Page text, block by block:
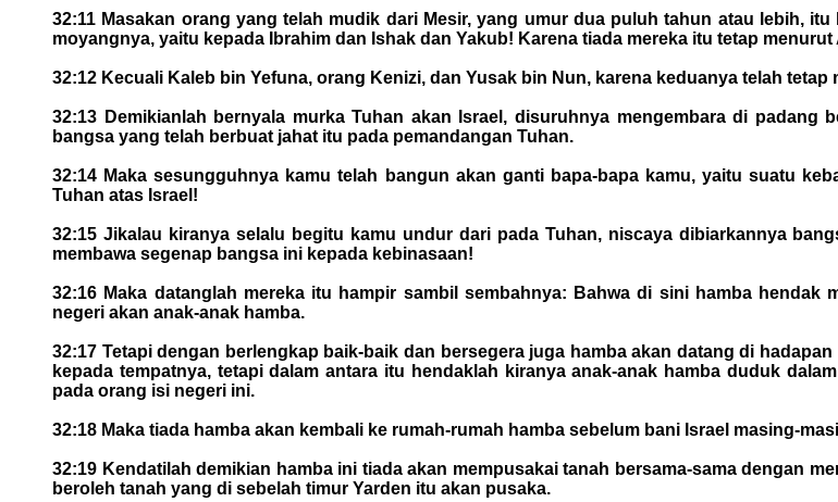
32:11 Masakan orang yang telah mudik dari Mesir, yang umur dua puluh tahun atau lebih,
moyangnya, yaitu kepada Ibrahim dan Ishak dan Yakub! Karena tiada mereka itu tetap menurut
32:12 Kecuali Kaleb bin Yefuna, orang Kenizi, dan Yusak bin Nun, karena keduanya telah tetap
32:13 Demikianlah bernyala murka Tuhan akan Israel, disuruhnya mengembara di
bangsa yang telah berbuat jahat itu pada pemandangan Tuhan.
32:14 Maka sesungguhnya kamu telah bangun akan ganti bapa-bapa kamu, yaitu suatu
Tuhan atas Israel!
32:15 Jikalau kiranya selalu begitu kamu undur dari pada Tuhan, niscaya dibiarkannya
membawa segenap bangsa ini kepada kebinasaan!
32:16 Maka datanglah mereka itu hampir sambil sembahnya: Bahwa di sini hamba hendak
negeri akan anak-anak hamba.
32:17 Tetapi dengan berlengkap baik-baik dan bersegera juga hamba akan datang di
kepada tempatnya, tetapi dalam antara itu hendaklah kiranya anak-anak hamba duduk
pada orang isi negeri ini.
32:18 Maka tiada hamba akan kembali ke rumah-rumah hamba sebelum bani Israel masing-
32:19 Kendatilah demikian hamba ini tiada akan mempusakai tanah bersama-sama dengan
beroleh tanah yang di sebelah timur Yarden itu akan pusaka.